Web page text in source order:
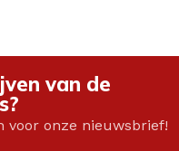
van de
voor onze nieuwsbrief!